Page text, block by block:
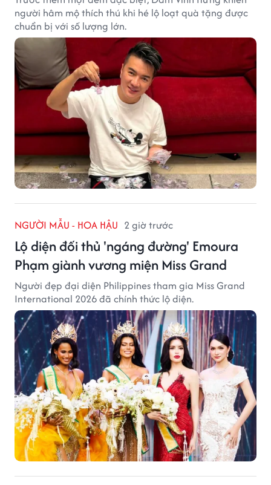
người hâm mộ thích thú khi hé lộ loạt quà tặng được
chuẩn bị với số lượng lớn.
NGƯỜI MẪU - HOA HẬU 2 giờ trước
Lộ diện đối thủ 'ngáng đường' Emoura
Phạm giành vương miện Miss Grand
Người đẹp đại diện Philippines tham gia Miss Grand
International 2026 đã chính thức lộ diện.